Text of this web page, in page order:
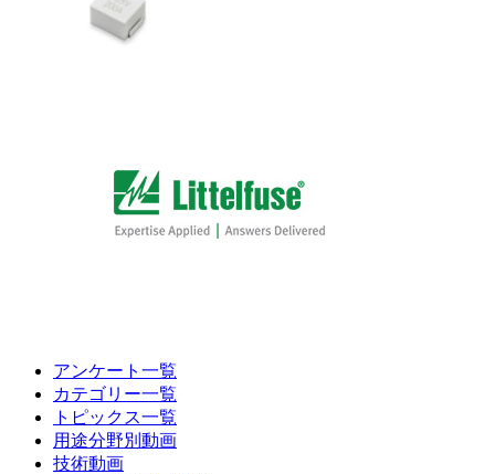
アンケート一覧
カテゴリー一覧
トピックス一覧
用途分野別動画
技術動画